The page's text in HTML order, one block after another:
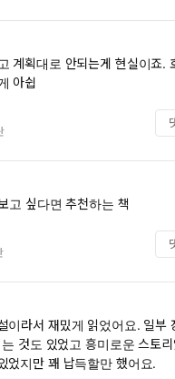
계획대로 안되는게 현실이죠.
아쉽
고 싶다면 추천하는 책
이라서 재밌게 읽었어요. 일부
것도 있었고 흥미로운 스토리
었지만 꽤 납득할만 했어요.